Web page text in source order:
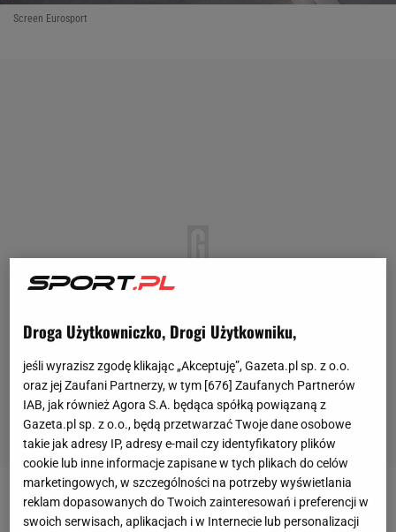
Screen Eurosport
Zobacz wideo
Droga Użytkowniczko, Drogi Użytkowniku,
jeśli wyrazisz zgodę klikając „Akceptuję”, Gazeta.pl sp. z o.o.
oraz jej Zaufani Partnerzy, w tym [676] Zaufanych Partnerów
IAB, jak również Agora S.A. będąca spółką powiązaną z
Gazeta.pl sp. z o.o., będą przetwarzać Twoje dane osobowe
takie jak adresy IP, adresy e-mail czy identyfikatory plików
cookie lub inne informacje zapisane w tych plikach do celów
marketingowych, w szczególności na potrzeby wyświetlania
reklam dopasowanych do Twoich zainteresowań i preferencji w
swoich serwisach, aplikacjach i w Internecie lub personalizacji